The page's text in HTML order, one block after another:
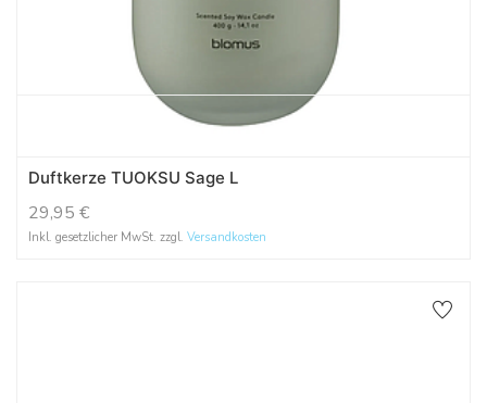
Duftkerze TUOKSU Sage L
29,95 €
Inkl. gesetzlicher MwSt. zzgl. Versandkosten